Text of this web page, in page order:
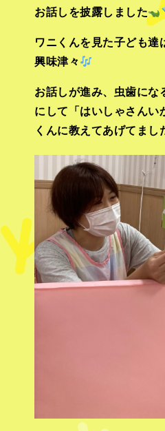
お話しを披露しました
ワニくんを見た子ども達
興味津々
お話しが進み、虫歯にな
にして「はいしゃさんい
くんに教えてあげてまし